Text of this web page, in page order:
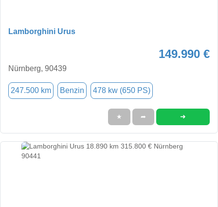
Lamborghini Urus
149.990 €
Nürnberg, 90439
247.500 km Benzin 478 kw (650 PS)
★ ➦ ➜